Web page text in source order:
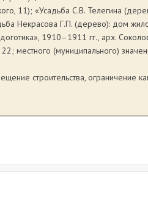
11); «Усадьба С.В. Телегина
Некрасова Г.П. (дерево): дом
1910–1911 гг., арх.
местного (муниципального)
строительства, ограничение